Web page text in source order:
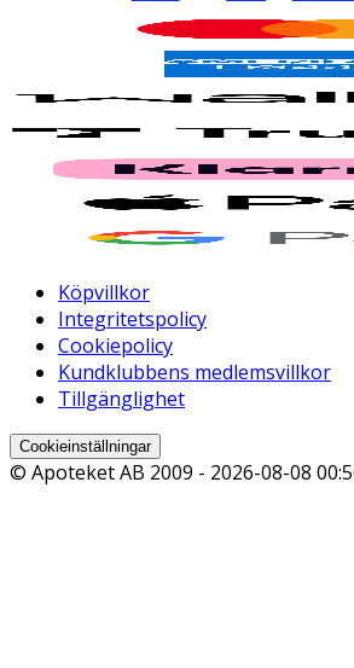
Köpvillkor
Integritetspolicy
Cookiepolicy
Kundklubbens medlemsvillkor
Tillgänglighet
Cookieinställningar
© Apoteket AB 2009 - 2026-08-08